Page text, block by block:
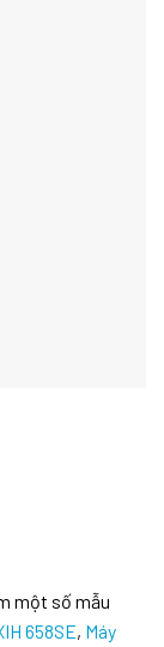
một số mẫu
658SE, Máy